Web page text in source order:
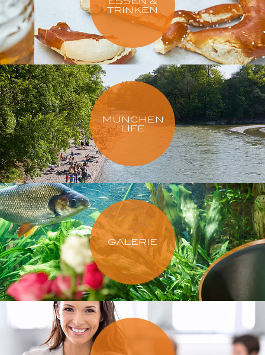
TRINKEN
MÜNCHEN
LIFE
GALERIE